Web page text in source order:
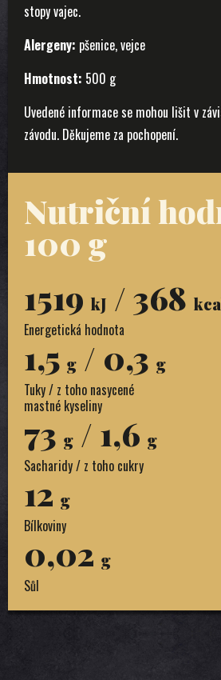
stopy vajec.
Alergeny: pšenice, vejce
Hmotnost: 500 g
Uvedené informace se mohou lišit v
závodu. Děkujeme za pochopení.
Nutriční
100 g
1519 kJ / 368
Energetická hodnota
1,5 g / 0,3 g
Tuky / z toho nasycené
mastné kyseliny
73 g / 1,6 g
Sacharidy / z toho cukry
12 g
Bílkoviny
0,02 g
Sůl